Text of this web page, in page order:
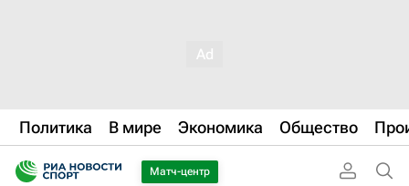
Политика В мире Экономика Общество
Матч-центр